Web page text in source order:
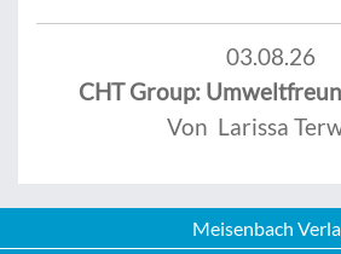
03.08.26
CHT Group:
Von Larissa
Meisenbach